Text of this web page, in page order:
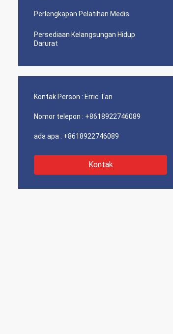
Perlengkapan Pelatihan Medis
Persediaan Kelangsungan Hidup
Darurat
Kontak Person : Erric Tan
Nomor telepon : +8618922746089
ada apa : +8618922746089
Kontak